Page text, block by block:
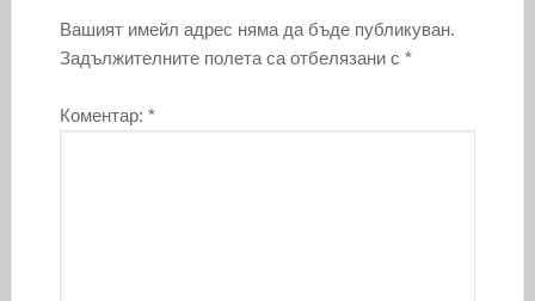
Вашият имейл адрес няма да бъде публикуван.
Задължителните полета са отбелязани с *
Коментар: *